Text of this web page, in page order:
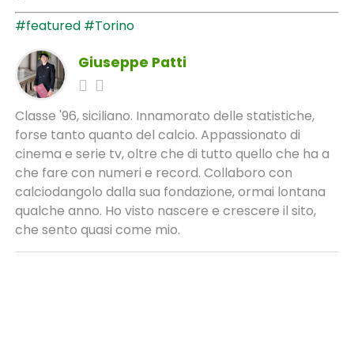
#featured #Torino
Giuseppe Patti
Classe '96, siciliano. Innamorato delle statistiche,
forse tanto quanto del calcio. Appassionato di
cinema e serie tv, oltre che di tutto quello che ha a
che fare con numeri e record. Collaboro con
calciodangolo dalla sua fondazione, ormai lontana
qualche anno. Ho visto nascere e crescere il sito,
che sento quasi come mio.